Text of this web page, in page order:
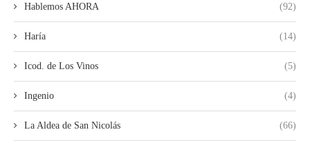
Hablemos AHORA (92)
Haría (14)
Icod. de Los Vinos (5)
Ingenio (4)
La Aldea de San Nicolás (66)